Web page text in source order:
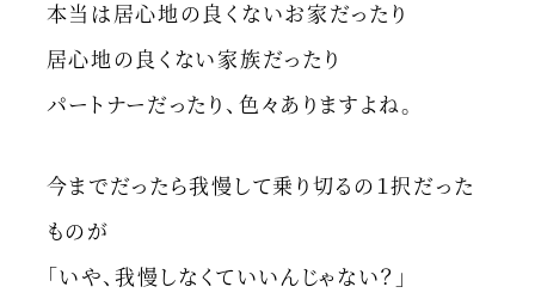
本当は居心地の良くないお家だったり
居心地の良くない家族だったり
パートナーだったり、色々ありますよね。
今までだったら我慢して乗り切るの１択だった
ものが
「いや、我慢しなくていいんじゃない？」